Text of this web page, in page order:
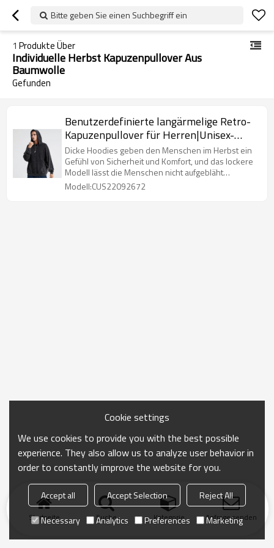
Bitte geben Sie einen Suchbegriff ein
1 Produkte Über
Individuelle Herbst Kapuzenpullover Aus
Baumwolle
Gefunden
Benutzerdefinierte langärmelige Retro-
Kapuzenpullover für Herren|Unisex-
Baumwoll-Kapuzenpullis im
Laden|Großhandel mit dicken
Kapuzenpullovern für Frühling und
Herbst
Dicke Hoodies geben den Menschen im Herbst ein
Gefühl von Sicherheit und Komfort, und das lockere
Modell lässt die Menschen nicht aufgebläht
aussehen.
Modell:CUS22092672
Startseite Suche Kategorie Anfrage senden
Cookie settings
We use cookies to provide you with the best possible
experience. They also allow us to analyze user behavior in
order to constantly improve the website for you.
Accept all Accept Selection
Reject All
Necessary
Analytics Preferences Marketing